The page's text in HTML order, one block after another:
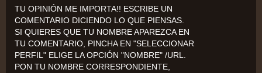
TU OPINIÓN ME IMPORTA!! ESCRIBE UN
COMENTARIO DICIENDO LO QUE PIENSAS.
SI QUIERES QUE TU NOMBRE APAREZCA EN
TU COMENTARIO, PINCHA EN "SELECCIONAR
PERFIL" ELIGE LA OPCIÓN "NOMBRE" /URL.
PON TU NOMBRE CORRESPONDIENTE,